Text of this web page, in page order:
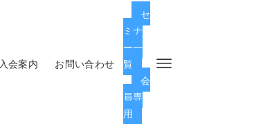
入会案内 お問い合わせ
セ
ミナ
ー一
覧
会
員専
用